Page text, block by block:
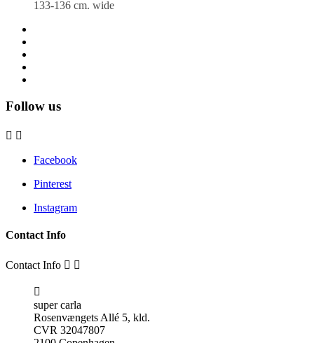
133-136 cm. wide
Follow us
 
Facebook
Pinterest
Instagram
Contact Info
Contact Info  

super carla
Rosenvængets Allé 5, kld.
CVR 32047807